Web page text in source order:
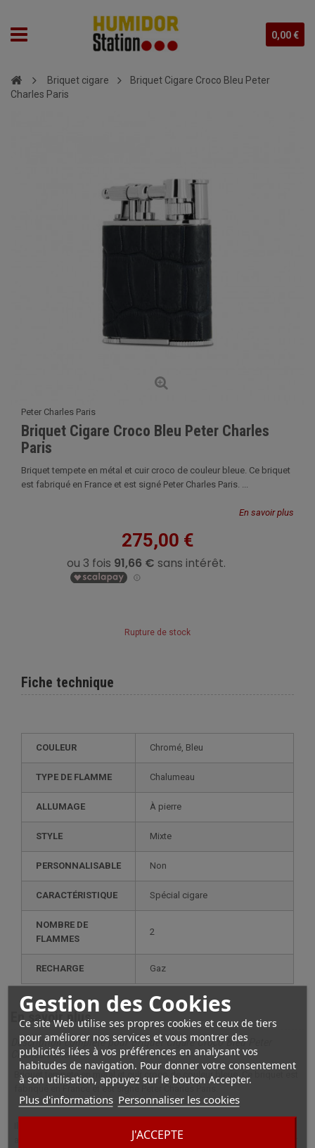
0,00 €
Gestion des Cookies
Ce site Web utilise ses propres cookies et ceux de tiers
pour améliorer nos services et vous montrer des
publicités liées à vos préférences en analysant vos
habitudes de navigation. Pour donner votre consentement
à son utilisation, appuyez sur le bouton Accepter.
Plus d'informations Personnaliser les cookies
J'ACCEPTE
Briquet cigare
Briquet Cigare Croco Bleu Peter
Charles Paris
Peter Charles Paris
Briquet Cigare Croco Bleu Peter Charles
Paris
Briquet tempete en métal et cuir croco de couleur bleue. Ce briquet
est fabriqué en France et est signé Peter Charles Paris. ...
En savoir plus
275,00 €
Rupture de stock
Fiche technique
COULEUR Chromé, Bleu
TYPE DE FLAMME Chalumeau
ALLUMAGE À pierre
STYLE mixte
PERSONNALISABLE non
CARACTÉRISTIQUE spécial cigare
NOMBRE DE
FLAMMES
2
RECHARGE gaz
En savoir plus
Description complète pour Briquet Cigare Croco Bleu Peter
Charles Paris
Briquet tempete en métal et cuir croco de couleur bleue. Ce briquet est
fabriqué en France et est signé Peter Charles Paris.
ainsi qu'un puncher situé sous le briquet. Existe en d'autres coloris sur